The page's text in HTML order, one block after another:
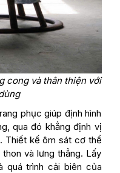
cong và thân thiện với
phục giúp định hình
qua đó khẳng định vị
Thiết kế ôm sát cơ thể
và lưng thẳng. Lấy
quá trình cải biên của